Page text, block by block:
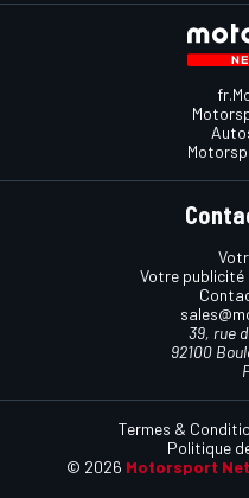
Votre
39, rue
92100
© 2026 Motorsport
Termes &
Politique